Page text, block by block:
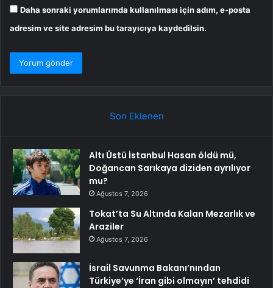
Daha sonraki yorumlarımda kullanılması için adım, e-posta
adresim ve site adresim bu tarayıcıya kaydedilsin.
Son Eklenen
Altı Üstü İstanbul Hasan öldü mü,
Doğancan Sarıkaya diziden ayrılıyor
mu?
Ağustos 7, 2026
Tokat’ta Su Altında Kalan Mezarlık ve
Araziler
Ağustos 7, 2026
İsrail Savunma Bakanı’nından
Türkiye’ye ‘İran gibi olmayın’ tehdidi